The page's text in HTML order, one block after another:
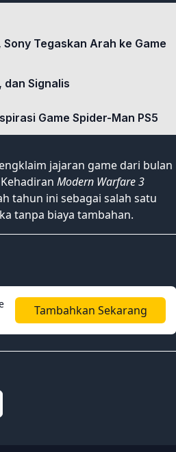
Tegaskan Arah ke Game
dan Signalis
Game Spider-Man PS5
jajaran game dari bulan
Modern Warfare 3
tahun ini sebagai salah satu
tanpa biaya tambahan.
Tambahkan Sekarang